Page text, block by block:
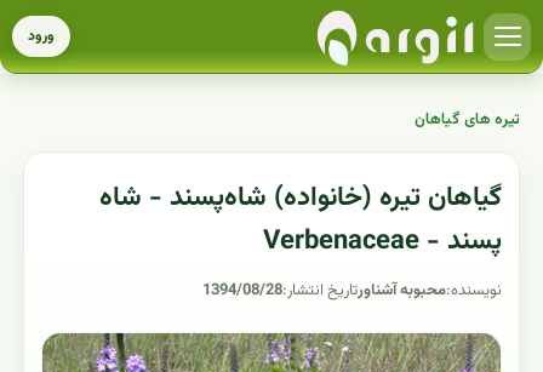
ورود
تیره های گیاهان
گیاهان تیره (خانواده) شاه‌پسند - شاه
پسند - Verbenaceae
نویسنده:محبوبه آشناورتاریخ انتشار:1394/08/28